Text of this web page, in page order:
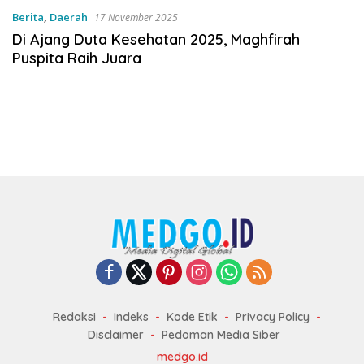
Berita, Daerah 17 November 2025
Di Ajang Duta Kesehatan 2025, Maghfirah
Puspita Raih Juara
Redaksi Indeks Kode Etik
Privacy Policy
Disclaimer
Pedoman Media Siber
medgo.id